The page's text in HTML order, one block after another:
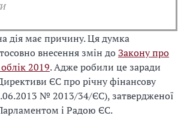
дія має причину. Ця думка
внесення змін доЗакону про
2019. Адже робили це заради
ЄС про річну фінансову
№ 2013/34/ЄС), затвердженої
і Радою ЄС.